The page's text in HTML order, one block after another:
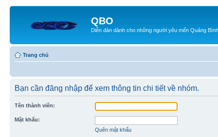
QBO
Diễn đàn dành cho những người yêu mến Quảng Bình
Trang chủ
Bạn cần đăng nhập để xem thông tin chi tiết về nhóm.
Tên thành viên:
Mật khẩu:
Quên mật khẩu